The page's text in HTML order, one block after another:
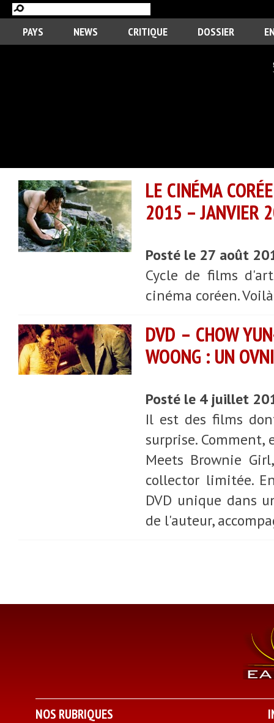
PAYS NEWS CRITIQUE DOSSIER
LE CINÉMA
2015 – JANVIER
Posté le 27 août
Cycle de films
cinéma coréen.
DVD – CHOW
WOONG : UN
Posté le 4 juillet
Il est des films
surprise.
Meets Brownie
collector limitée.
DVD unique dans
de l'auteur,
NOS RUBRIQUES